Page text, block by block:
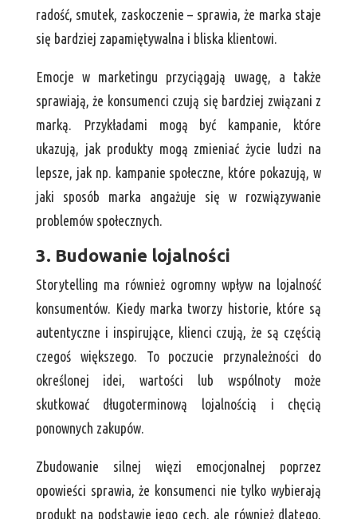
radość, smutek, zaskoczenie – sprawia, że marka staje
się bardziej zapamiętywalna i bliska klientowi.
Emocje w marketingu przyciągają uwagę, a także
sprawiają, że konsumenci czują się bardziej związani z
marką. Przykładami mogą być kampanie, które
ukazują, jak produkty mogą zmieniać życie ludzi na
lepsze, jak np. kampanie społeczne, które pokazują, w
jaki sposób marka angażuje się w rozwiązywanie
problemów społecznych.
3. Budowanie lojalności
Storytelling ma również ogromny wpływ na lojalność
konsumentów. Kiedy marka tworzy historie, które są
autentyczne i inspirujące, klienci czują, że są częścią
czegoś większego. To poczucie przynależności do
określonej idei, wartości lub wspólnoty może
skutkować długoterminową lojalnością i chęcią
ponownych zakupów.
Zbudowanie silnej więzi emocjonalnej poprzez
opowieści sprawia, że konsumenci nie tylko wybierają
produkt na podstawie jego cech, ale również dlatego,